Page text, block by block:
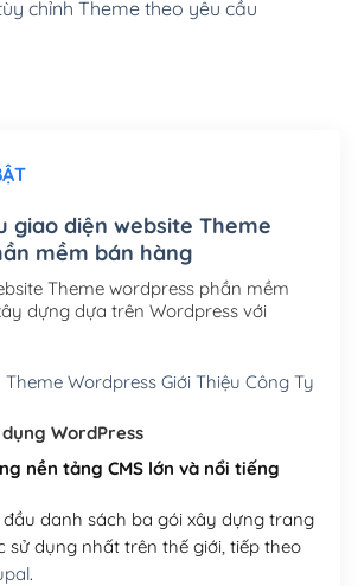
Mail cho site Wordpress(+100,000₫)
miền
tế .com .net .org (1 năm)
Nam .vn (1 năm)(+550,000₫)
SSD (1 năm) (+450,000₫)
SSD (1 năm) (+950,000₫)
chỉnh Theme theo yêu cầu
giao diện website Theme
mềm bán hàng
Theme wordpress phần mềm
dựng dựa trên Wordpress với
Theme Wordpress Giới Thiệu Công Ty
WordPress
nền tảng CMS lớn và nổi tiếng
danh sách ba gói xây dựng trang
sử dụng nhất trên thế giới, tiếp theo
.